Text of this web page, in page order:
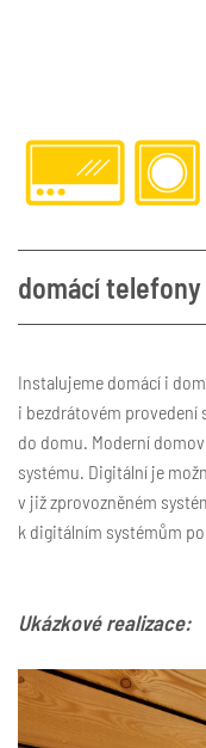
domácí telefony
Instalujeme domácí i
i bezdrátovém
do domu. Moderní
systému. Digitální je
v již zprovozněném
k digitálním systémům
Ukázkové realizace: